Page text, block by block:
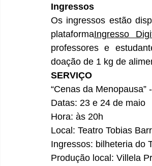
Ingressos
Os ingressos estão
plataformaIngresso
professores e
doação de 1 kg de
SERVIÇO
“Cenas da Menopausa”
Datas: 23 e 24 de maio
Hora: às 20h
Local: Teatro Tobias
Ingressos: bilheteria do
Produção local: Villela